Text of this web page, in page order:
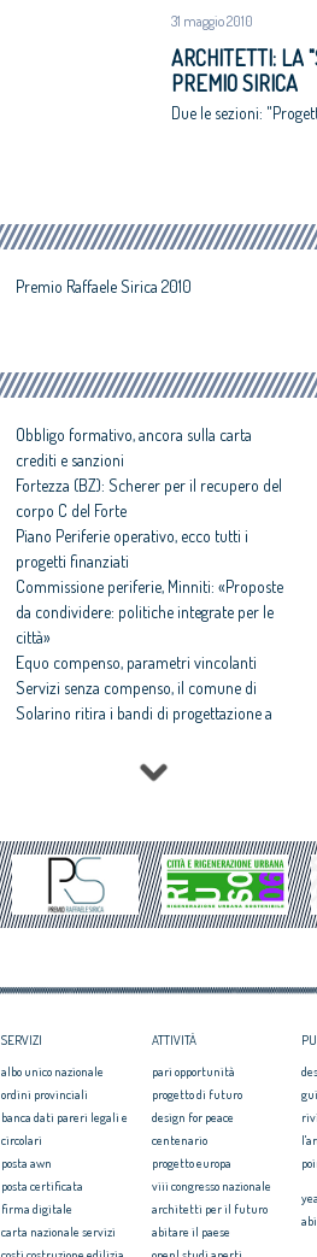
31 maggio 2010
ARCHITETTI: LA
PREMIO SIRICA
Due le sezioni:
Premio Raffaele Sirica 2010
Obbligo formativo, ancora sulla carta
crediti e sanzioni
Fortezza (BZ): Scherer per il recupero del
corpo C del Forte
Piano Periferie operativo, ecco tutti i
progetti finanziati
Commissione periferie, Minniti: «Proposte
da condividere: politiche integrate per le
città»
Equo compenso, parametri vincolanti
Servizi senza compenso, il comune di
Solarino ritira i bandi di progettazione a
All'architettura rispettosa dello studio
caravatti_caravatti il Premio architetto
Assegnati premi Architetto italiano e
Giovane talento 2017
Equo compenso, il CNAPPC ricorre alla
Corte Europea dei Diritti dell’Uomo
SERVIZI
albo unico nazionale
ordini provinciali
banca dati pareri legali e
circolari
posta awn
posta certificata
firma digitale
carta nazionale servizi
ATTIVITÀ
pari opportunità
progetto di futuro
design for peace
centenario
progetto europa
viii congresso nazionale
architetti per il futuro
abitare il paese